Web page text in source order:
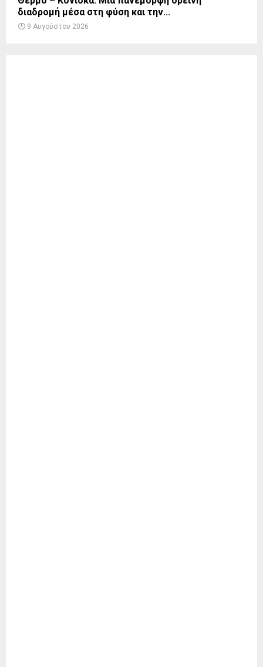
διαδρομή μέσα στη φύση και την...
9 Αυγούστου 2026